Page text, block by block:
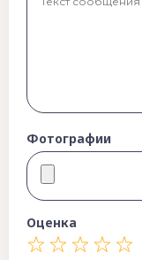
Фотографии
Оценка